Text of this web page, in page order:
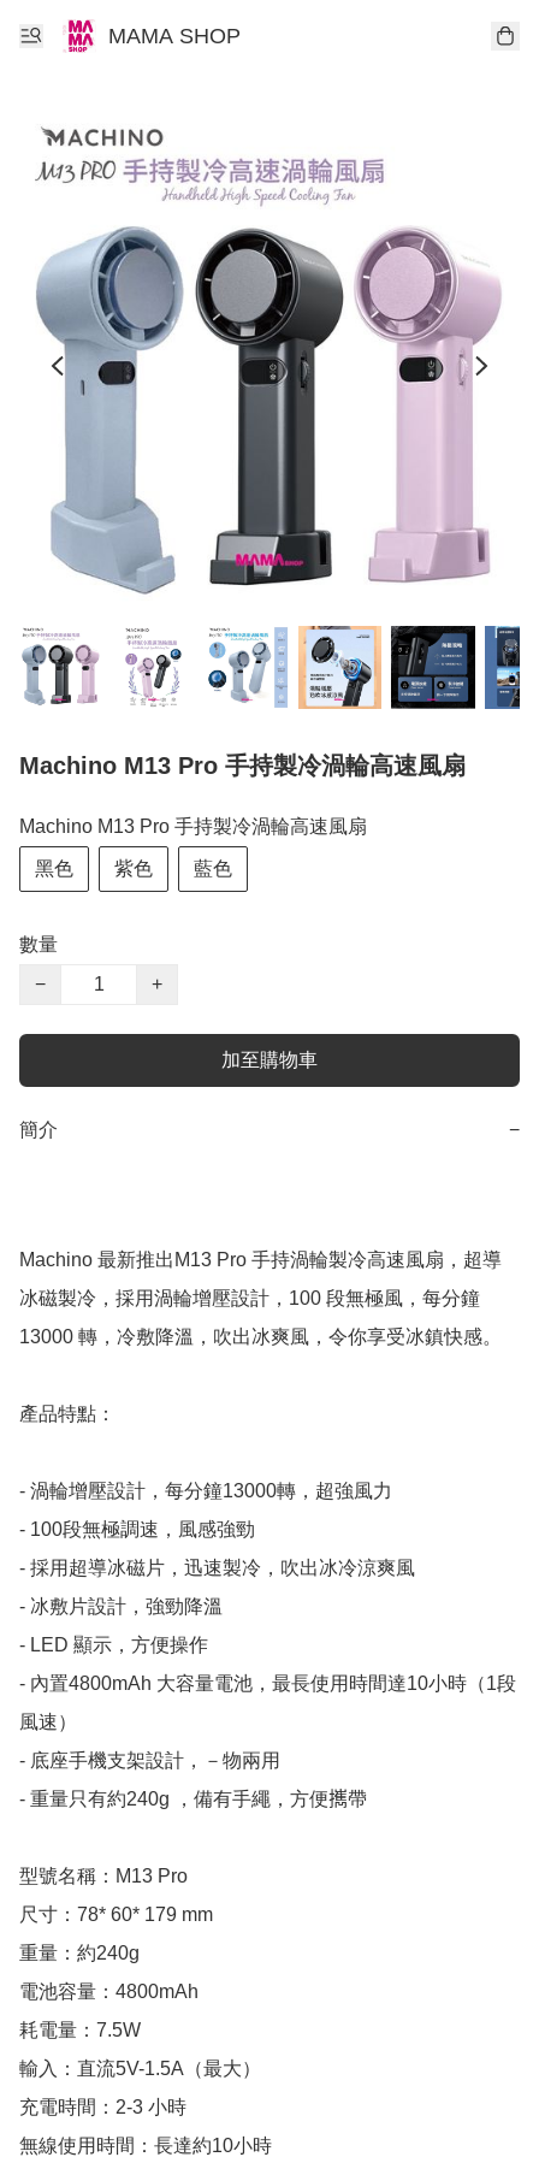
MAMA SHOP
Machino M13 Pro 手持製冷渦輪高速風扇
Machino M13 Pro 手持製冷渦輪高速風扇
黑色 紫色 藍色
數量
−
+
加至購物車
簡介 −
Machino 最新推出M13 Pro 手持渦輪製冷高速風扇，超導
冰磁製冷，採用渦輪增壓設計，100 段無極風，每分鐘
13000 轉，冷敷降溫，吹出冰爽風，令你享受冰鎮快感。
產品特點：
- 渦輪增壓設計，每分鐘13000轉，超強風力
- ⁠100段無極調速，風感強勁
- ⁠採用超導冰磁片，迅速製冷，吹出冰冷涼爽風
- ⁠冰敷片設計，強勁降溫
- ⁠LED 顯示，方便操作
- ⁠內置4800mAh 大容量電池，最長使用時間達10小時（1段
風速）
- ⁠底座手機支架設計，－物兩用
- 重量只有約⁠240g ，備有手繩，方便𢹂帶
型號名稱：M13 Pro
尺寸：78* 60* 179 mm
重量：約240g
電池容量：4800mAh
耗電量：7.5W
輸入：直流5V-1.5A（最大）
充電時間：2-3 小時
無線使用時間：長達約10小時